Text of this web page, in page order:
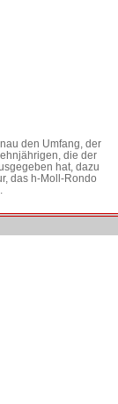
den Umfang, der
die der
hat, dazu
das h-Moll-Rondo